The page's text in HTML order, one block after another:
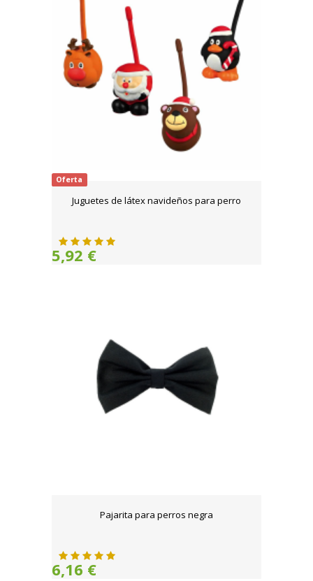
Oferta
Juguetes de látex navideños para perro
5,92 €
Pajarita para perros negra
6,16 €